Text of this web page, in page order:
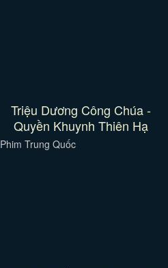
Triệu Dương Công Chúa -
Quyền Khuynh Thiên Hạ
Phim Trung Quốc